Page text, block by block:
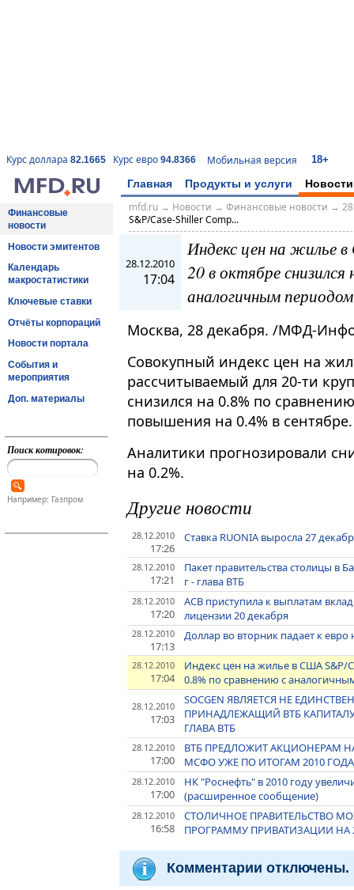
Курс доллара 82.1665 Курс евро 94.8366 Мобильная версия 18+
Главная Продукты и услуги Новости
Финансовые
новости
Новости эмитентов
Календарь
макростатистики
Ключевые ставки
Отчёты корпораций
Новости портала
События и
мероприятия
Доп. материалы
Поиск котировок:
Например: Газпром
mfd.ru→ Новости → Финансовые новости →
S&P/Case-Shiller Comp...
28.12.2010
17:04
Индекс цен на жилье
20 в октябре
аналогичным
Москва, 28 декабря. /МФД-
Совокупный индекс цен на
рассчитываемый для 20-ти
снизился на 0.8% по
повышения на 0.4% в сентябре.
Аналитики прогнозировали
на 0.2%.
Другие новости
28.12.2010
17:26
Ставка RUONIA выросла 27
28.12.2010
17:21
Пакет правительства столицы в
г - глава ВТБ
28.12.2010
17:20
АСВ приступила к выплатам
лицензии 20 декабря
28.12.2010
17:13
Доллар во вторник падает к
28.12.2010
17:04
Индекс цен на жилье в США S&P/
0.8% по сравнению с
28.12.2010
17:03
SOCGEN ЯВЛЯЕТСЯ НЕ
ПРИНАДЛЕЖАЩИЙ ВТБ
ГЛАВА ВТБ
28.12.2010
17:00
ВТБ ПРЕДЛОЖИТ АКЦИОНЕРАМ
МСФО УЖЕ ПО ИТОГАМ 2010
28.12.2010
17:00
НК "Роснефть" в 2010 году
(расширенное сообщение)
28.12.2010
16:58
СТОЛИЧНОЕ ПРАВИТЕЛЬСТВО
ПРОГРАММУ ПРИВАТИЗАЦИИ НА
Комментарии отключены.